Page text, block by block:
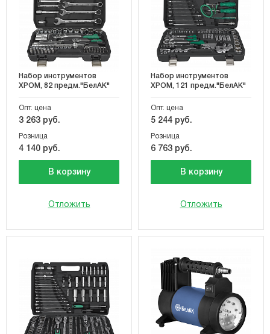
Набор инструментов
ХРОМ, 82 предм."БелАК"
Опт. цена
3 263 руб.
В корзину
Розница
4 140 руб.
Отложить
Набор инструментов
ХРОМ, 121 предм."БелАК"
Опт. цена
5 244 руб.
В корзину
Розница
6 763 руб.
Отложить